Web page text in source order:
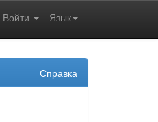
Язык
Войти
Справка